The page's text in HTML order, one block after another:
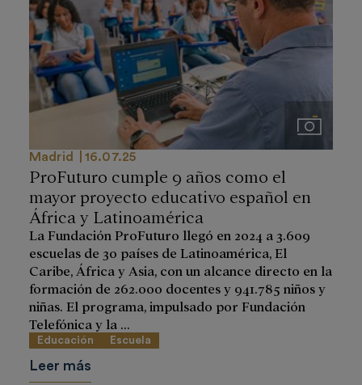
Imágenes
Madrid 16.07.25
ProFuturo cumple 9 años como el
mayor proyecto educativo español en
África y Latinoamérica
La Fundación ProFuturo llegó en 2024 a 3.609
escuelas de 30 países de Latinoamérica, El
Caribe, África y Asia, con un alcance directo en la
formación de 262.000 docentes y 941.785 niños y
niñas. El programa, impulsado por Fundación
Telefónica y la ...
Educación Escuela
Leer más